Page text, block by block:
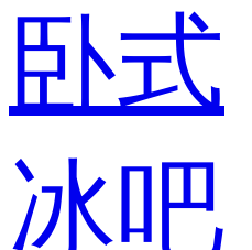
卧式
冰吧